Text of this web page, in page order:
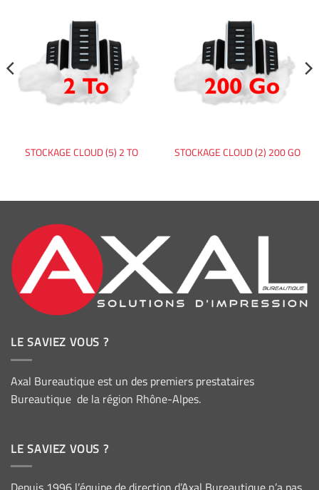
STOCKAGE CLOUD (5) 2 TO STOCKAGE CLOUD (2) 200 GO
LE SAVIEZ VOUS ?
Axal Bureautique est un des premiers prestataires
Bureautique de la région Rhône-Alpes.
LE SAVIEZ VOUS ?